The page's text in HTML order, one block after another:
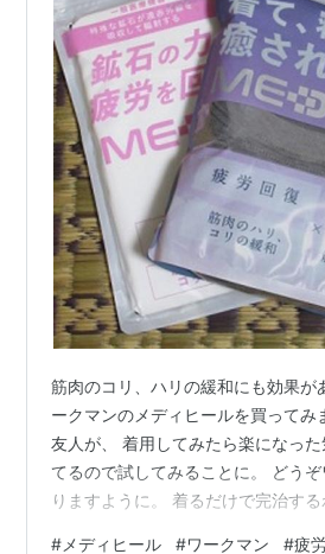
筋肉のコリ、ハリの緩和にも効果が
ークマンのメディヒールを買ってみ
友人が、 着用してみたら楽になっ
てるので試してみることに。 どう
りますように。 着るだけで完治す
# メディヒール #ワークマン #疲